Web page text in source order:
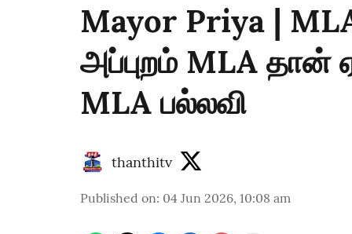
Mayor Priya |
அப்புறம் MLA தான்
MLA பல்லவி
thanthitv
Published on: 04 Jun 2026, 10:08 am